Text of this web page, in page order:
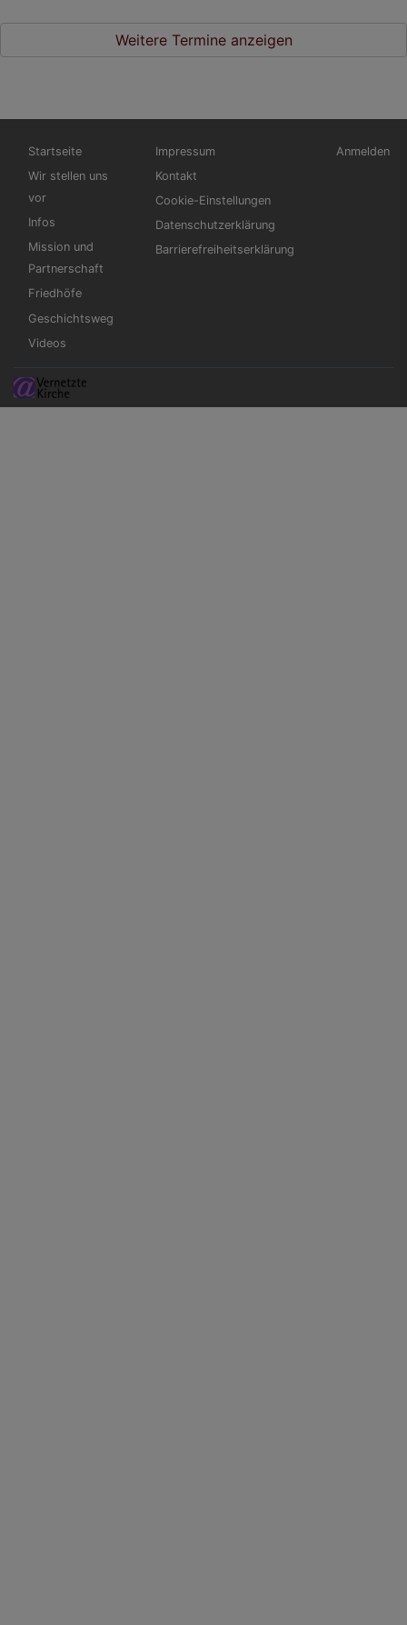
Weitere Termine anzeigen
Hauptnavigation
Startseite
Wir stellen uns
vor
Infos
Mission und
Partnerschaft
Friedhöfe
Geschichtsweg
Videos
Fußbereichsmenü
Impressum
Kontakt
Cookie-Einstellungen
Datenschutzerklärung
Barrierefreiheitserklärung
Anmelden